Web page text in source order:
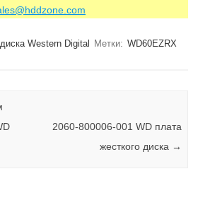
Western Digital Метки: WD60EZRX
2060-800006-001 WD плата
жесткого диска →